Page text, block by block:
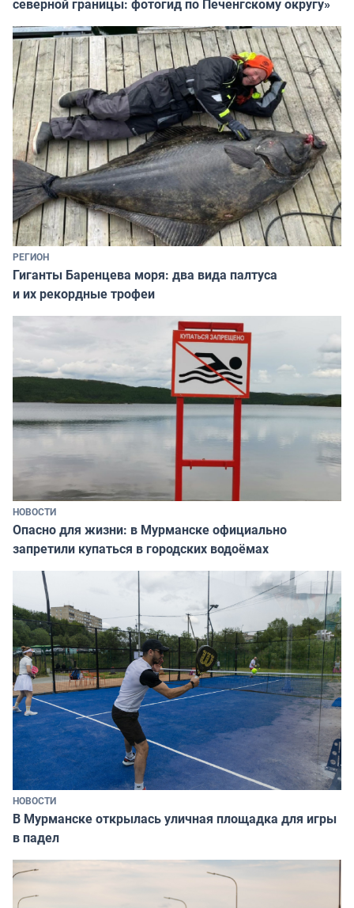
северной границы: фотогид по Печенгскому округу»
РЕГИОН
Гиганты Баренцева моря: два вида палтуса
и их рекордные трофеи
НОВОСТИ
Опасно для жизни: в Мурманске официально
запретили купаться в городских водоёмах
НОВОСТИ
В Мурманске открылась уличная площадка для игры
в падел